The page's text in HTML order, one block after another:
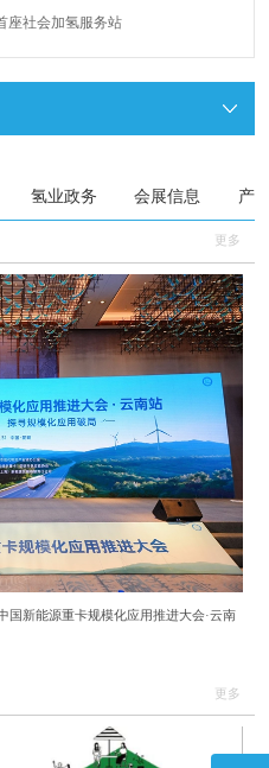
座社会加氢服务站
联合开发协议签署暨项目阶段开发
市区相关领导就威海文登区氢能
氢业政务 会展信息 产
更多
国新能源重卡规模化应用推进大会·云南
更多